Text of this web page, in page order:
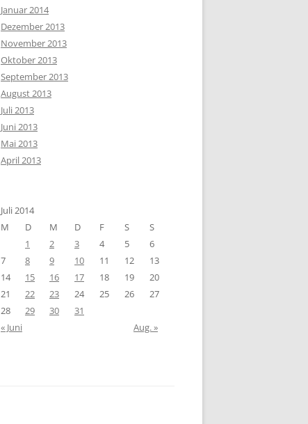
Januar 2014
Dezember 2013
November 2013
Oktober 2013
September 2013
August 2013
Juli 2013
Juni 2013
Mai 2013
April 2013
Juli 2014
M
D M D F S
S
1
2 3 4 5
6
7
8 9 10 11 12
13
14
15 16 17 18 19
20
21
22 23 24 25 26
27
28
29 30
31
« Juni
Aug. »